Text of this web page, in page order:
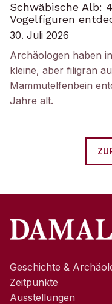
Schwäbische Alb:
Vogelfiguren
30. Juli 2026
Archäologen haben
kleine, aber filigran
Mammutelfenbein
Jahre alt.
Geschichte &
Zeitpunkte
Ausstellungen